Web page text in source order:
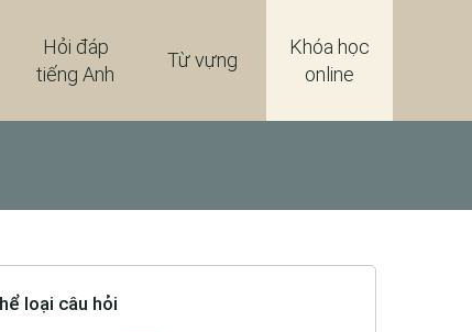
Khóa học
online
Từ vựng
Hỏi đáp
tiếng Anh
loại câu hỏi